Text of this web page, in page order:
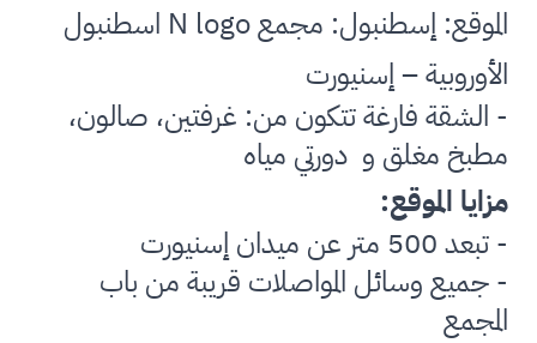
الموقع: إسطنبول: مجمعN logo اسطنبول
الأوروبية – إسنيورت
- الشقة فارغة تتكون من: غرفتين، صالون،
مطبخ مغلق و دورتي مياه
مزايا الموقع:
- تبعد 500 متر عن ميدان إسنيورت
- جميع وسائل المواصلات قريبة من باب
المجمع